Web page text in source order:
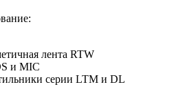
лента RTW
и MIC
серии LTM и DL